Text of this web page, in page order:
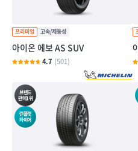
아이온 에보 AS SUV
4.7 (501)
브랜드
판매1위
런플랫
타이어